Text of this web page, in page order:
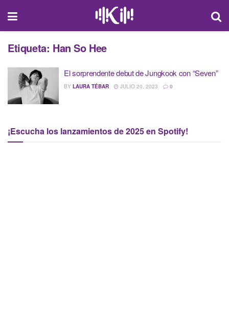
Etiqueta: Han So Hee
El sorprendente debut de Jungkook con “Seven”
BY LAURA TÉBAR JULIO 20, 2023 0
¡Escucha los lanzamientos de 2025 en Spotify!